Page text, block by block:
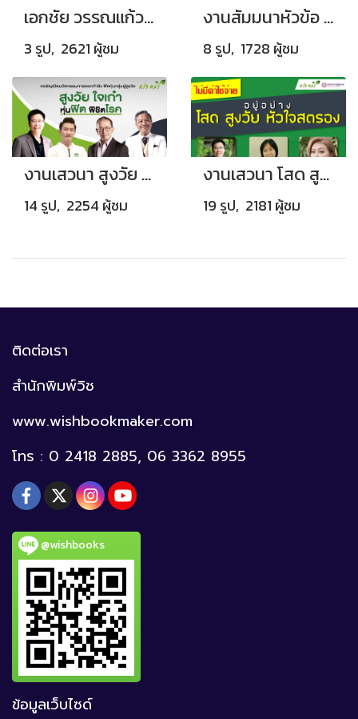
เอกชัย วรรณแก้ว มอบเงินสนับสนุนมูลนิธิราชประชานุเคราะห์ ในพระบรมราชูปถัมภ์
3 รูป, 2621 ผู้ชม
งานสัมมนาหัวข้อ “ไม่เปลี่ยน ไม่รอด เปลี่ยนธุรกิจในยุคดิจิทัล ต้อง Digital Transformation”
8 รูป, 1728 ผู้ชม
งานเสวนา สูงวัย ใจเก๋า
14 รูป, 2254 ผู้ชม
งานเสวนา โสด สูงวัย หัวใจสตรอง
19 รูป, 2181 ผู้ชม
ติดต่อเรา
สำนักพิมพ์วิช
www.wishbookmaker.com
โทร : 0 2418 2885, 06 3362 8955
@wishbooks
ข้อมูลเว็บไซด์